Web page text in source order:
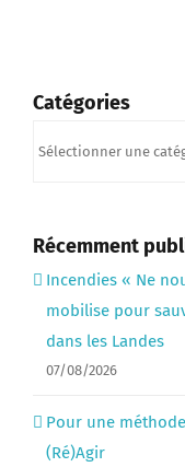
Catégories
Récemment
Incendies « Ne
mobilise pour
dans les Landes
07/08/2026
Pour une
(Ré)Agir